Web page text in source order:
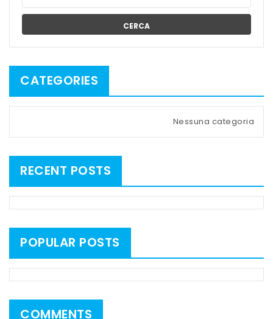
CERCA
CATEGORIES
Nessuna categoria
RECENT POSTS
POPULAR POSTS
COMMENTS